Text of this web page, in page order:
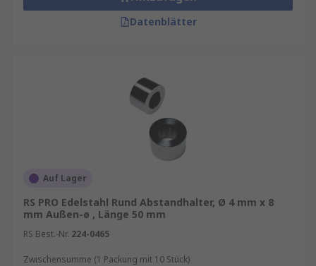
Datenblätter
Auf Lager
RS PRO Edelstahl Rund Abstandhalter, Ø 4 mm x 8
mm Außen-ø , Länge 50 mm
RS Best.-Nr. 224-0465
Zwischensumme (1 Packung mit 10 Stück)